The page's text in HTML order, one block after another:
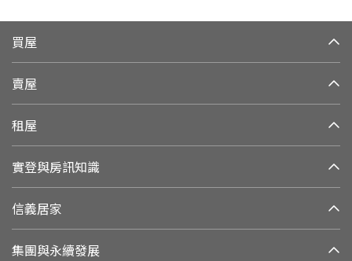
買屋
賣屋
租屋
實登與房訊知識
信義居家
集團與永續發展